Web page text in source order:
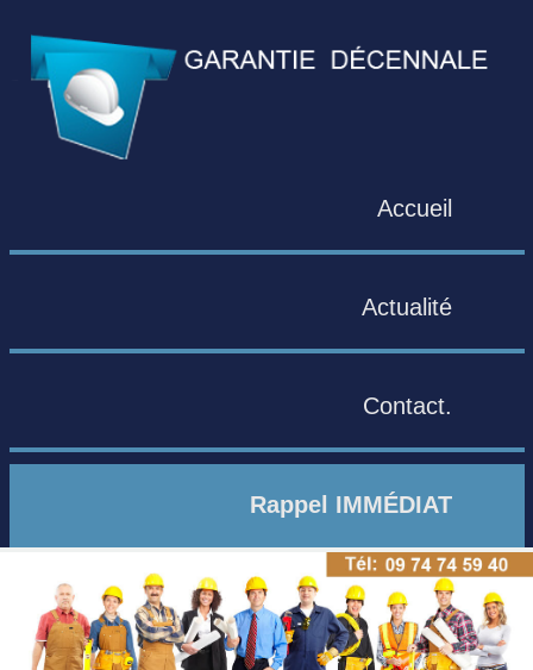
Accueil
Actualité
Contact.
Rappel IMMÉDIAT